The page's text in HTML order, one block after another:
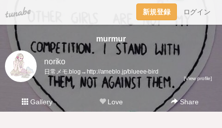
tuna.be 新規登録 ログイン
murmur
noriko
日常メモ.blog→http://ameblo.jp/blueee-bird
[View profile]
Gallery Love Share